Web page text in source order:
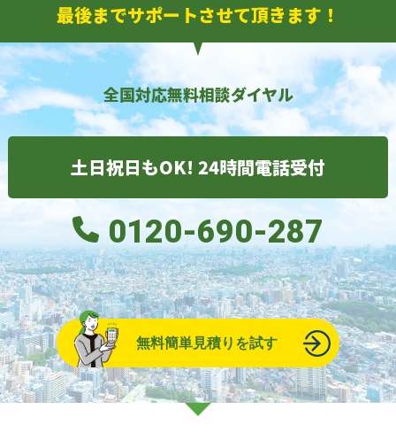
最後までサポートさせて頂きます！
全国対応無料相談ダイヤル
土日祝日もOK! 24時間電話受付
0120-690-287
無料簡単見積りを試す